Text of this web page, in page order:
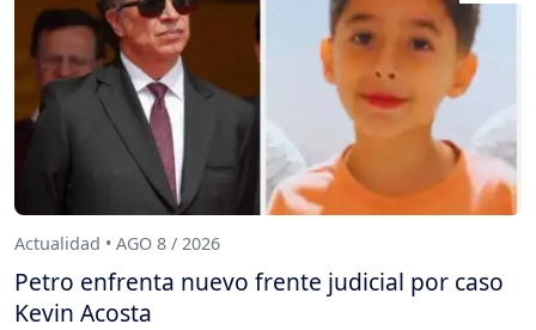
Actualidad • AGO 8 / 2026
Petro enfrenta nuevo frente judicial por caso
Kevin Acosta